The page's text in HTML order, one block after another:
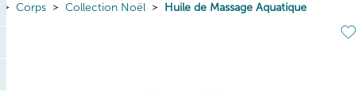
Corps Collection Noël Huile de Massage Aquatique